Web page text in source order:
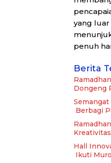
yang luar
penuh
Berita
Dongeng
Berbagi
Kreativitas
Hall
Ikuti